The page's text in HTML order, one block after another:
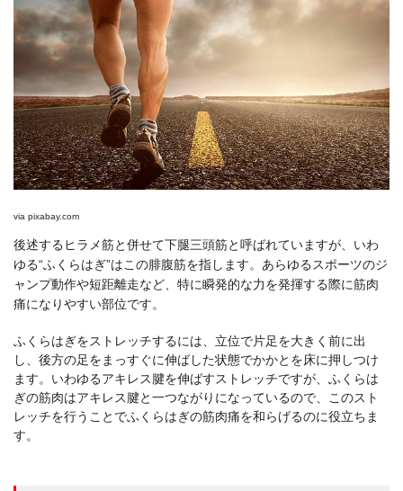
via pixabay.com
後述するヒラメ筋と併せて下腿三頭筋と呼ばれていますが、いわ
ゆる“ふくらはぎ”はこの腓腹筋を指します。あらゆるスポーツのジ
ャンプ動作や短距離走など、特に瞬発的な力を発揮する際に筋肉
痛になりやすい部位です。
ふくらはぎをストレッチするには、立位で片足を大きく前に出
し、後方の足をまっすぐに伸ばした状態でかかとを床に押しつけ
ます。いわゆるアキレス腱を伸ばすストレッチですが、ふくらは
ぎの筋肉はアキレス腱と一つながりになっているので、このスト
レッチを行うことでふくらはぎの筋肉痛を和らげるのに役立ちま
す。